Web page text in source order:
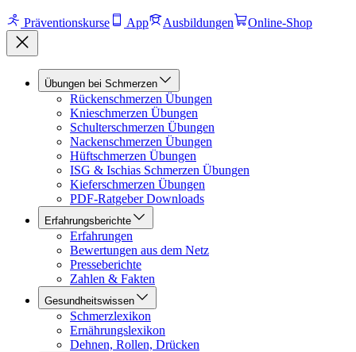
Präventionskurse App Ausbildungen Online-Shop
Übungen bei Schmerzen
Rückenschmerzen Übungen
Knieschmerzen Übungen
Schulterschmerzen Übungen
Nackenschmerzen Übungen
Hüftschmerzen Übungen
ISG & Ischias Schmerzen Übungen
Kieferschmerzen Übungen
PDF-Ratgeber Downloads
Erfahrungsberichte
Erfahrungen
Bewertungen aus dem Netz
Presseberichte
Zahlen & Fakten
Gesundheitswissen
Schmerzlexikon
Ernährungslexikon
Dehnen, Rollen, Drücken